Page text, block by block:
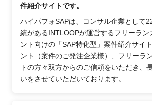
件紹介サイトです。
ハイパフォSAPは、コンサル企業として
績があるINTLOOPが運営するフリーラン
ント向けの「SAP特化型」案件紹介サイ
ント（案件のご発注企業様）、フリーラ
トの方々双方からのご信頼をいただき、
いをさせていただいております。